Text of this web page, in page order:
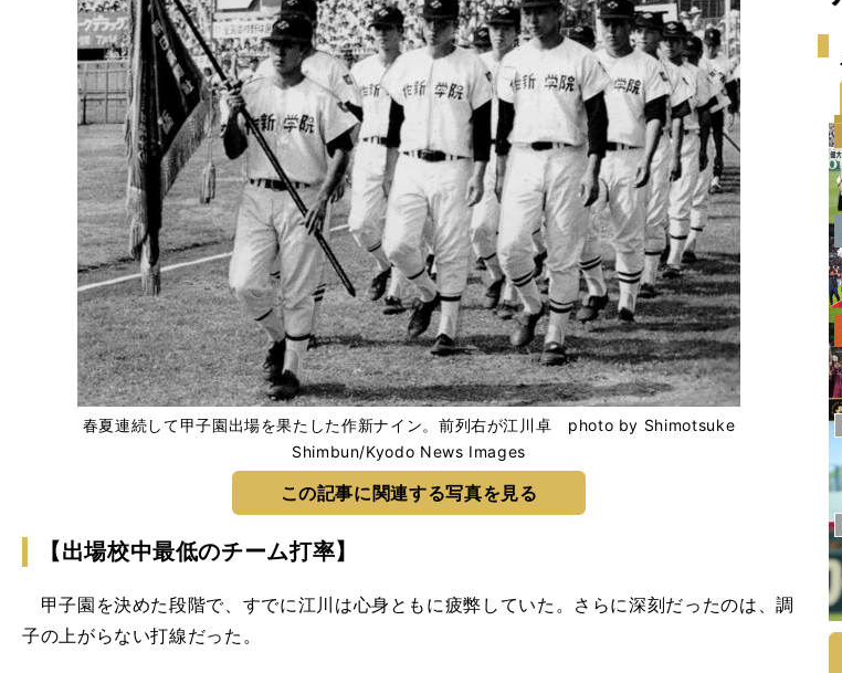
春夏連続して甲子園出場を果たした作新ナイン。前列右が江川卓 photo by Shimotsuke
Shimbun/Kyodo News Images
この記事に関連する写真を見る
【出場校中最低のチーム打率】
甲子園を決めた段階で、すでに江川は心身ともに疲弊していた。さらに深刻だったのは、調
子の上がらない打線だった。